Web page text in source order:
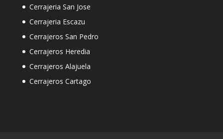
Cerrajeria San Jose
Cerrajeria Escazu
Cerrajeros San Pedro
Cerrajeros Heredia
Cerrajeros Alajuela
Cerrajeros Cartago